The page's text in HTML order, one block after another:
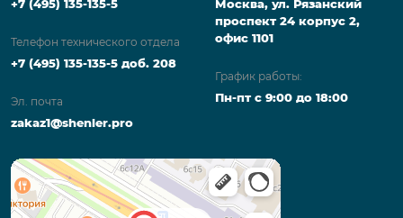
+7 (495) 135-135-5
Телефон технического отдела
+7 (495) 135-135-5 доб. 208
Эл. почта
zakaz1@shenler.pro
Москва, ул. Рязанский
проспект 24 корпус 2,
офис 1101
График работы:
Пн-пт с 9:00 до 18:00